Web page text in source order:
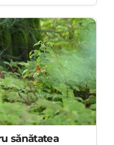
sănătatea